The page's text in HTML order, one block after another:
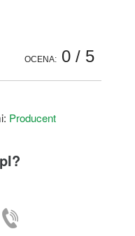
OCENA: 0/ 5
Producent